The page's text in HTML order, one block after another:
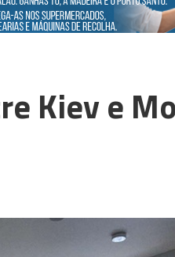
Kiev e